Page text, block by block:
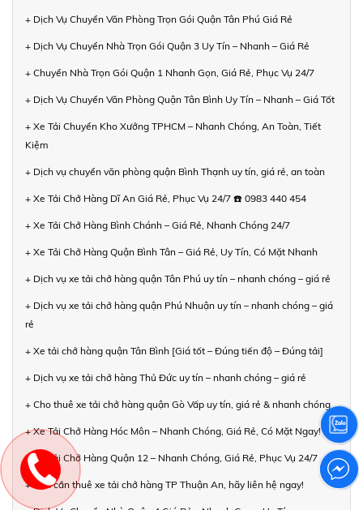
+ Dịch Vụ Chuyển Văn Phòng Trọn Gói Quận Tân Phú Giá Rẻ
+ Dịch Vụ Chuyển Nhà Trọn Gói Quận 3 Uy Tín – Nhanh – Giá Rẻ
+ Chuyển Nhà Trọn Gói Quận 1 Nhanh Gọn, Giá Rẻ, Phục Vụ 24/7
+ Dịch Vụ Chuyển Văn Phòng Quận Tân Bình Uy Tín – Nhanh – Giá Tốt
+ Xe Tải Chuyển Kho Xưởng TPHCM – Nhanh Chóng, An Toàn, Tiết
Kiệm
+ Dịch vụ chuyển văn phòng quận Bình Thạnh uy tín, giá rẻ, an toàn
+ Xe Tải Chở Hàng Dĩ An Giá Rẻ, Phục Vụ 24/7 ☎️ 0983 440 454
+ Xe Tải Chở Hàng Bình Chánh – Giá Rẻ, Nhanh Chóng 24/7
+ Xe Tải Chở Hàng Quận Bình Tân – Giá Rẻ, Uy Tín, Có Mặt Nhanh
+ Dịch vụ xe tải chở hàng quận Tân Phú uy tín – nhanh chóng – giá rẻ
+ Dịch vụ xe tải chở hàng quận Phú Nhuận uy tín – nhanh chóng – giá
rẻ
+ Xe tải chở hàng quận Tân Bình [Giá tốt – Đúng tiến độ – Đúng tải]
+ Dịch vụ xe tải chở hàng Thủ Đức uy tín – nhanh chóng – giá rẻ
+ Cho thuê xe tải chở hàng quận Gò Vấp uy tín, giá rẻ & nhanh chóng
+ Xe Tải Chở Hàng Hóc Môn – Nhanh Chóng, Giá Rẻ, Có Mặt Ngay!
+ Xe Tải Chở Hàng Quận 12 – Nhanh Chóng, Giá Rẻ, Phục Vụ 24/7
+ Bạn cần thuê xe tải chở hàng TP Thuận An, hãy liên hệ ngay!